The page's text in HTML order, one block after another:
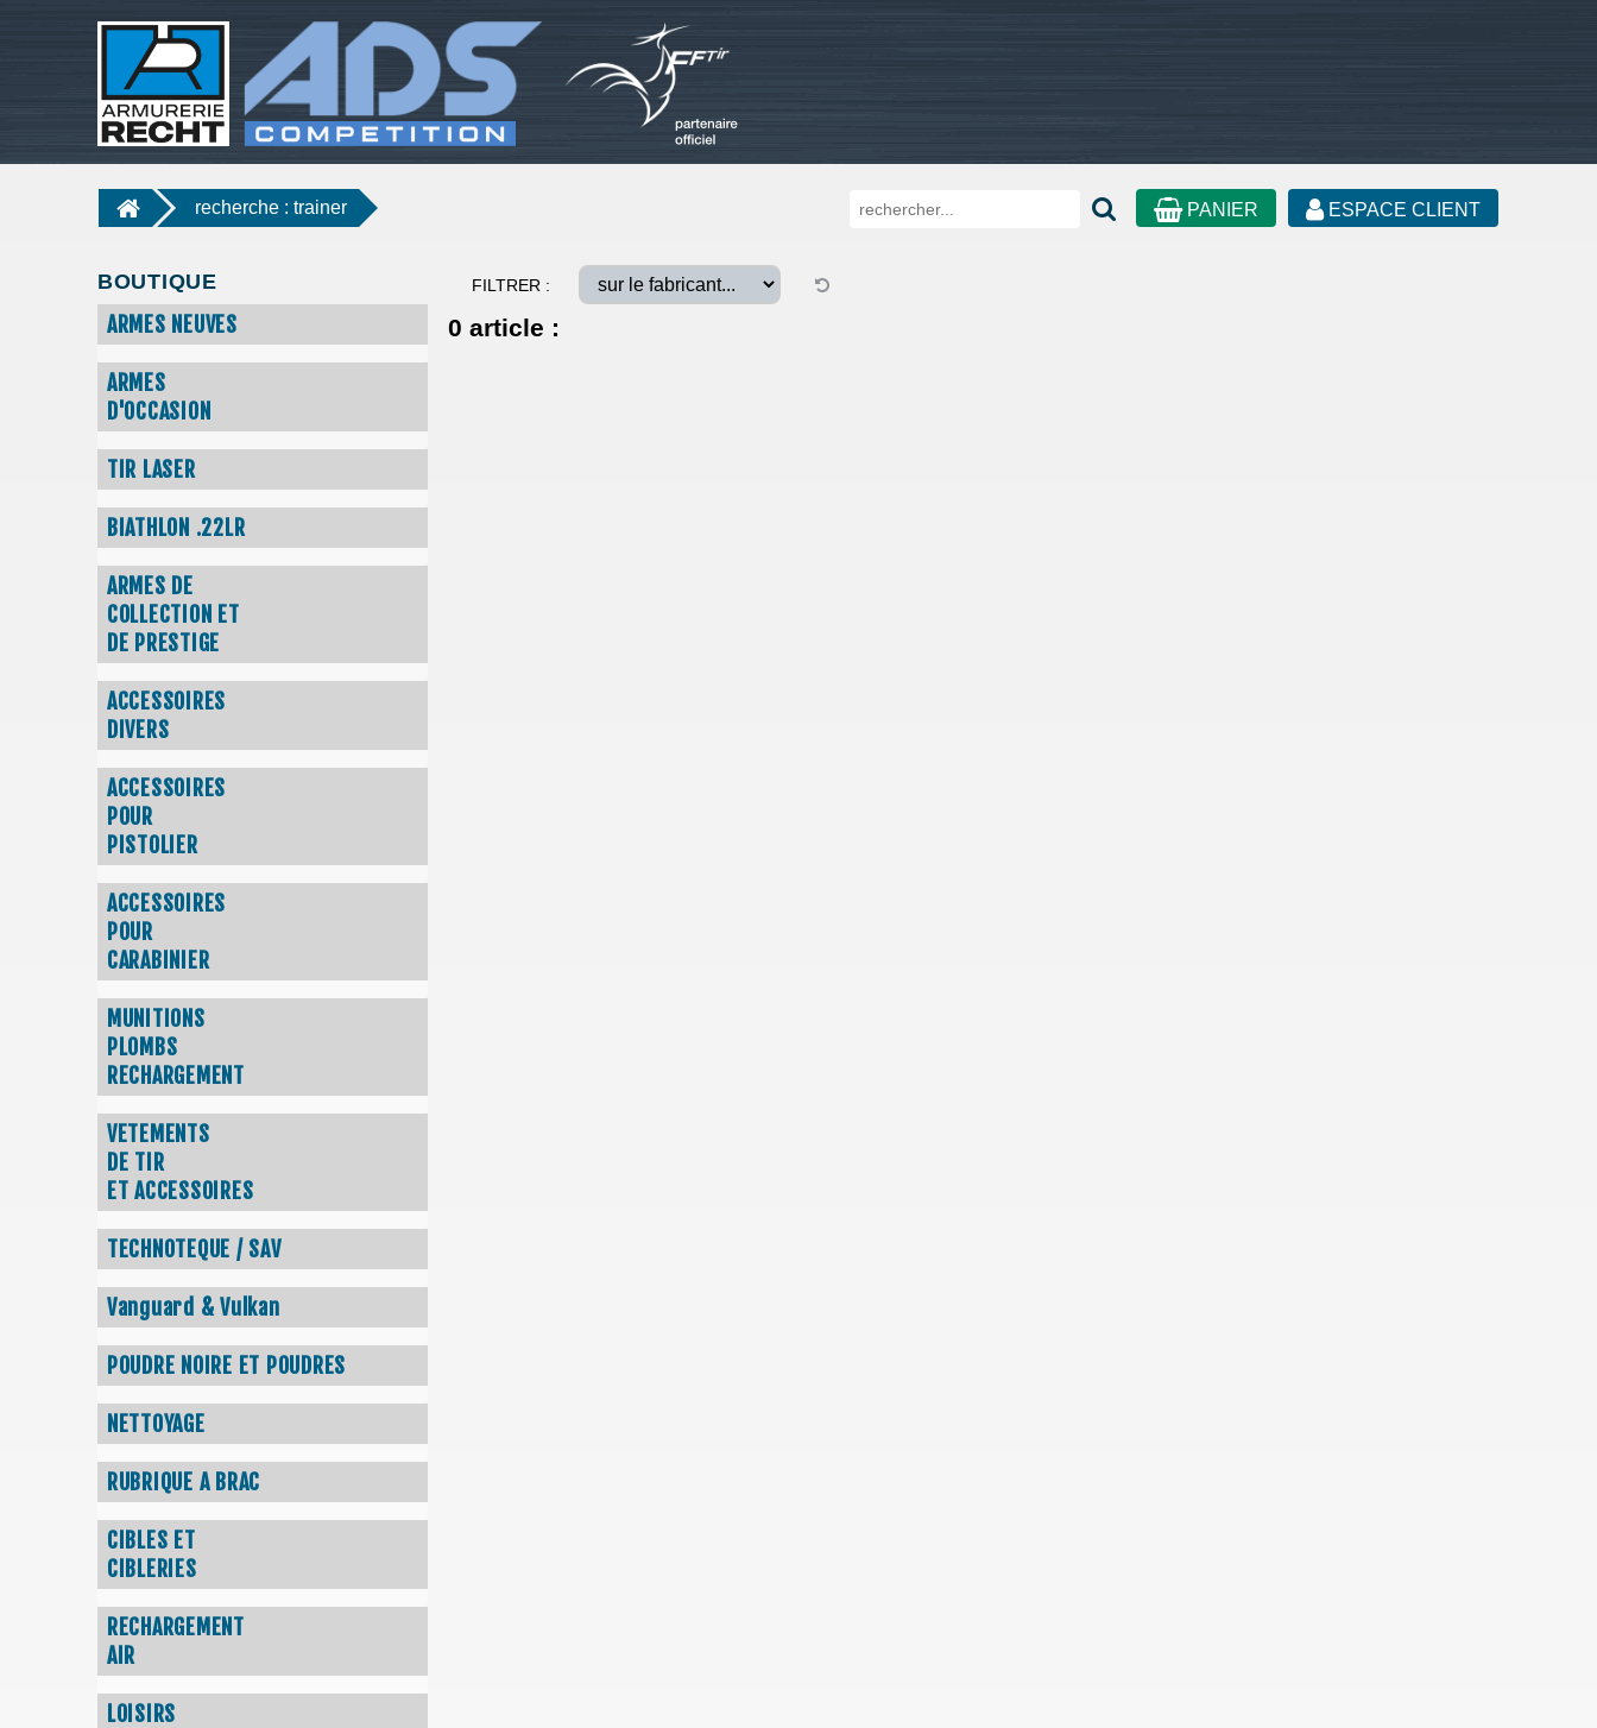
PANIER ESPACE CLIENT
recherche : trainer
BOUTIQUE
ARMES NEUVES
ARMES
D'OCCASION
TIR LASER
BIATHLON .22LR
ARMES DE
COLLECTION ET
DE PRESTIGE
ACCESSOIRES
DIVERS
ACCESSOIRES
POUR
PISTOLIER
ACCESSOIRES
POUR
CARABINIER
MUNITIONS
PLOMBS
RECHARGEMENT
VETEMENTS
DE TIR
ET ACCESSOIRES
TECHNOTEQUE / SAV
Vanguard & Vulkan
POUDRE NOIRE ET POUDRES
NETTOYAGE
RUBRIQUE A BRAC
CIBLES ET
CIBLERIES
RECHARGEMENT
AIR
LOISIRS
FILTRER :
0 article :